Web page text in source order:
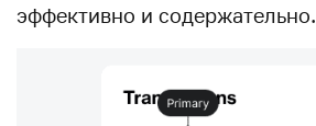
эффективно и содержательно.